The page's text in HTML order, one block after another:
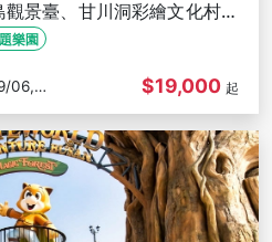
景臺、甘川洞彩繪文化村、
樂園
$19,000 起